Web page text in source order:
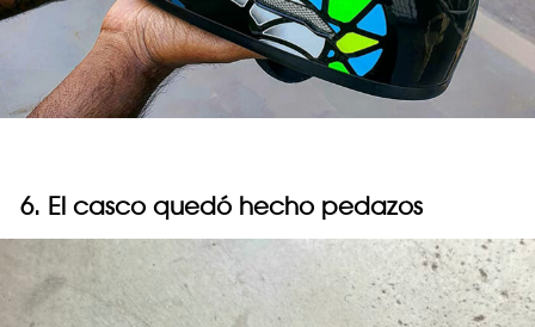
6. El casco quedó hecho pedazos